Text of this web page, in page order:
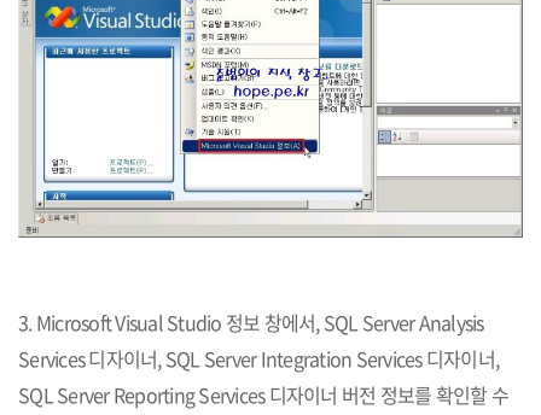
3. Microsoft Visual Studio 정보 창에서, SQL Server Analysis
Services 디자이너, SQL Server Integration Services 디자이너,
SQL Server Reporting Services 디자이너 버전 정보를 확인할 수